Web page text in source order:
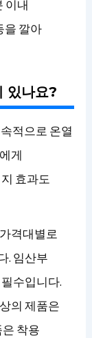
이내
을 깔아
있나요?
적으로 온열
게
효과도
격대별로
. 임산부
수입니다.
의 제품은
착용